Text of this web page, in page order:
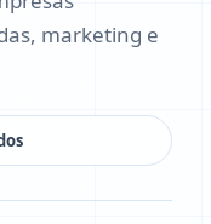
marketing e